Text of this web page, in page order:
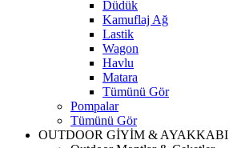
Düdük
Kamuflaj Ağ
Lastik
Wagon
Havlu
Matara
Tümünü Gör
Pompalar
Tümünü Gör
OUTDOOR GİYİM & AYAKKABI